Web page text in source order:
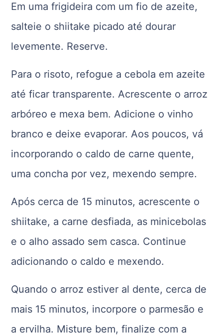
Em uma frigideira com um fio de azeite,
salteie o shiitake picado até dourar
levemente. Reserve.
Para o risoto, refogue a cebola em azeite
até ficar transparente. Acrescente o arroz
arbóreo e mexa bem. Adicione o vinho
branco e deixe evaporar. Aos poucos, vá
incorporando o caldo de carne quente,
uma concha por vez, mexendo sempre.
Após cerca de 15 minutos, acrescente o
shiitake, a carne desfiada, as minicebolas
e o alho assado sem casca. Continue
adicionando o caldo e mexendo.
Quando o arroz estiver al dente, cerca de
mais 15 minutos, incorpore o parmesão e
a ervilha. Misture bem, finalize com a